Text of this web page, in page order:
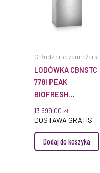
Chłodziarko zamrażarki
LODÓWKA CBNSTC
778I PEAK
BIOFRESH
NOFROST
13 699,00 zł
DOSTAWA GRATIS
Dodaj do koszyka